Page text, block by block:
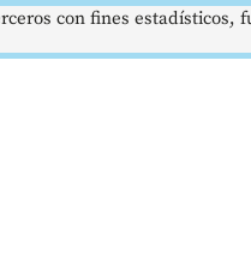
con fines